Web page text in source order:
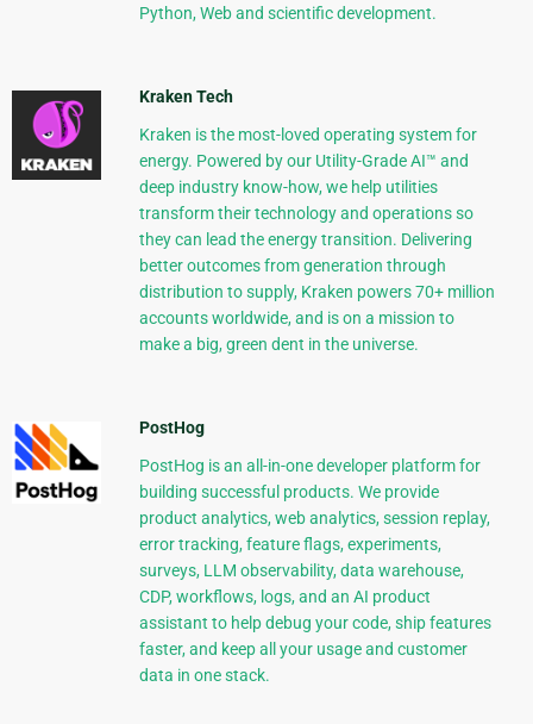
Python, Web and scientific development.
Kraken Tech
Kraken is the most-loved operating system for
energy. Powered by our Utility-Grade AI™ and
deep industry know-how, we help utilities
transform their technology and operations so
they can lead the energy transition. Delivering
better outcomes from generation through
distribution to supply, Kraken powers 70+ million
accounts worldwide, and is on a mission to
make a big, green dent in the universe.
PostHog
PostHog is an all-in-one developer platform for
building successful products. We provide
product analytics, web analytics, session replay,
error tracking, feature flags, experiments,
surveys, LLM observability, data warehouse,
CDP, workflows, logs, and an AI product
assistant to help debug your code, ship features
faster, and keep all your usage and customer
data in one stack.